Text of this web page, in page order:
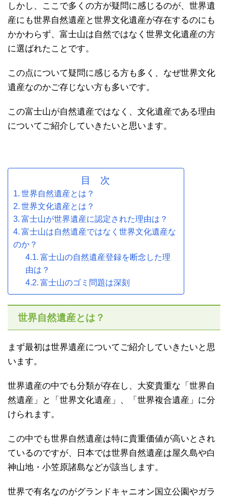
しかし、ここで多くの方が疑問に感じるのが、世界遺
産にも世界自然遺産と世界文化遺産が存在するのにも
かかわらず、富士山は自然ではなく世界文化遺産の方
に選ばれたことです。
この点について疑問に感じる方も多く、なぜ世界文化
遺産なのかご存じない方も多いです。
この富士山が自然遺産ではなく、文化遺産である理由
についてご紹介していきたいと思います。
目 次
世界自然遺産とは？
世界文化遺産とは？
富士山が世界遺産に認定された理由は？
富士山は自然遺産ではなく世界文化遺産な
のか？
富士山の自然遺産登録を断念した理
由は？
富士山のゴミ問題は深刻
世界自然遺産とは？
まず最初は世界遺産についてご紹介していきたいと思
います。
世界遺産の中でも分類が存在し、大変貴重な「世界自
然遺産」と「世界文化遺産」、「世界複合遺産」に分
けられます。
この中でも世界自然遺産は特に貴重価値が高いとされ
ているのですが、日本では世界自然遺産は屋久島や白
神山地・小笠原諸島などが該当します。
世界で有名なのがグランドキャニオン国立公園やガラ